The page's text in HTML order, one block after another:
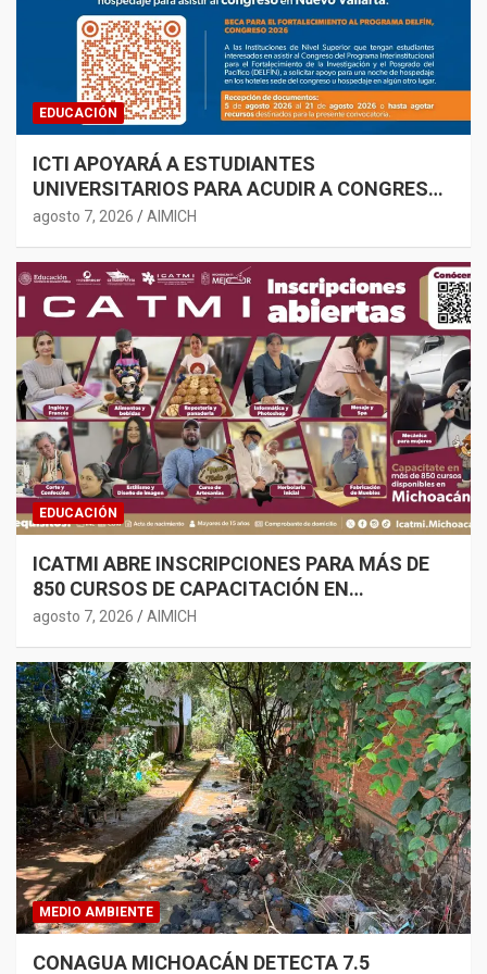
EDUCACIÓN
ICTI APOYARÁ A ESTUDIANTES
UNIVERSITARIOS PARA ACUDIR A CONGRESO
ACADÉMICO
agosto 7, 2026 AIMICH
EDUCACIÓN
ICATMI ABRE INSCRIPCIONES PARA MÁS DE
850 CURSOS DE CAPACITACIÓN EN
MICHOACÁN
agosto 7, 2026 AIMICH
MEDIO AMBIENTE
CONAGUA MICHOACÁN DETECTA 7.5